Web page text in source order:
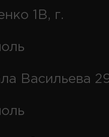
1В, г.
Васильева